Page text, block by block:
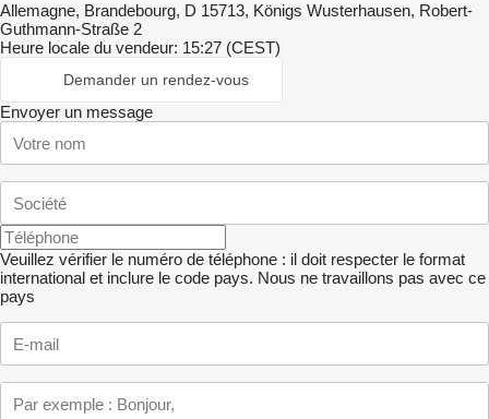
Allemagne, Brandebourg, D 15713, Königs Wusterhausen, Robert-
Guthmann-Straße 2
Heure locale du vendeur: 15:27 (CEST)
Demander un rendez-vous
Envoyer un message
Veuillez vérifier le numéro de téléphone : il doit respecter le format
international et inclure le code pays. Nous ne travaillons pas avec ce
pays